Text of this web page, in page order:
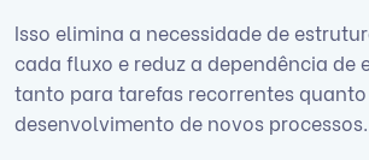
Isso elimina a necessidade de
cada fluxo e reduz a dependência de
tanto para tarefas recorrentes
desenvolvimento de novos processos.